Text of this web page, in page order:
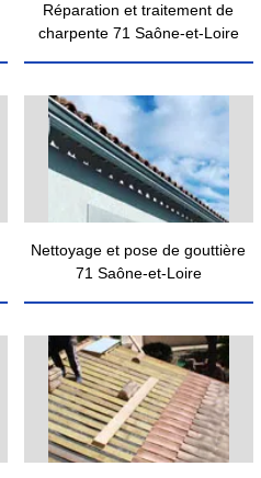
Réparation et traitement de
charpente 71 Saône-et-Loire
Nettoyage et pose de gouttière
71 Saône-et-Loire